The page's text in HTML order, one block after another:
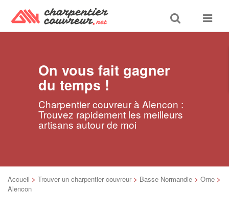
Toggle
search
Toggle
On vous fait gagner
du temps !
Charpentier couvreur à Alencon :
Trouvez rapidement les meilleurs
artisans autour de moi
Accueil > Trouver un charpentier couvreur > Basse Normandie > Orne >
Alencon